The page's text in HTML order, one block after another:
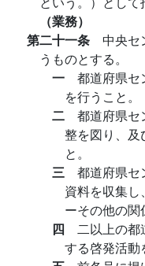
（業務）
第二十一条 中央セ
うものとする。
一 都道府県セ
を行うこと。
二 都道府県セ
整を図り、及
と。
三 都道府県セ
資料を収集
ーその他の関
四 二以上の都
する啓発活動